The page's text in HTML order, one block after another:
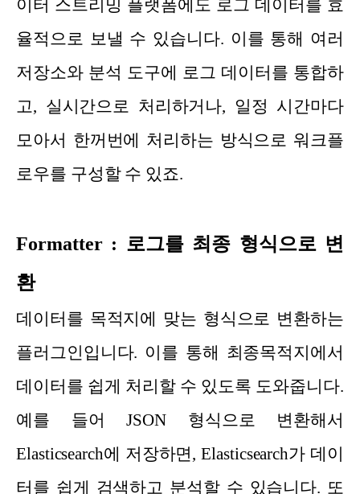
이터 스트리밍 플랫폼에도 로그 데이터를 효
율적으로 보낼 수 있습니다. 이를 통해 여러
저장소와 분석 도구에 로그 데이터를 통합하
고, 실시간으로 처리하거나, 일정 시간마다
모아서 한꺼번에 처리하는 방식으로 워크플
로우를 구성할 수 있죠.
Formatter : 로그를 최종 형식으로 변
환
데이터를 목적지에 맞는 형식으로 변환하는
플러그인입니다. 이를 통해 최종목적지에서
데이터를 쉽게 처리할 수 있도록 도와줍니다.
예를 들어 JSON 형식으로 변환해서
Elasticsearch에 저장하면, Elasticsearch가 데이
터를 쉽게 검색하고 분석할 수 있습니다. 또